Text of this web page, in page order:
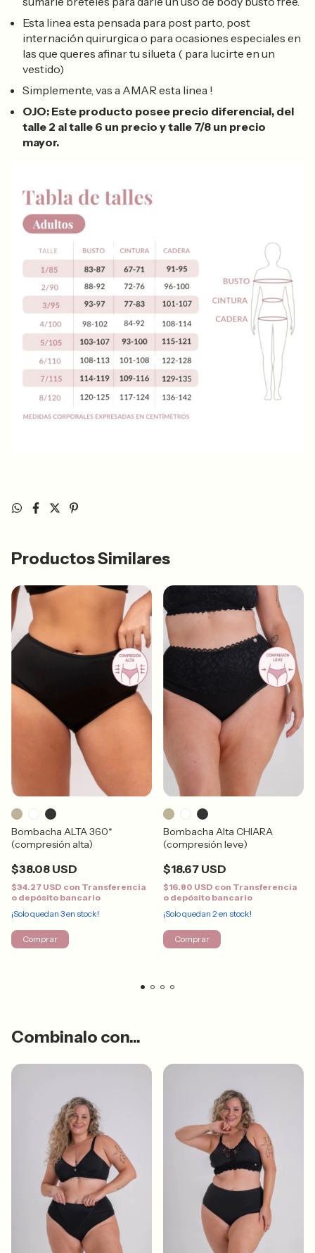
Esta linea esta pensada para post parto, post
internación quirurgica o para ocasiones especiales en
las que queres afinar tu silueta ( para lucirte en un
vestido)
Simplemente, vas a AMAR esta linea !
OJO: Este producto posee precio diferencial, del
talle 2 al talle 6 un precio y talle 7/8 un precio
mayor.
Productos Similares
Bombacha ALTA 360*
(compresión alta)
$38.08 USD
$34.27 USD con Transferencia
o depósito bancario
¡Solo quedan 3en stock!
Comprar
Bombacha Alta CHIARA
(compresión leve)
$18.67 USD
$16.80 USD con Transferencia
o depósito bancario
¡Solo quedan 2 en stock!
Comprar
Combinalo con...